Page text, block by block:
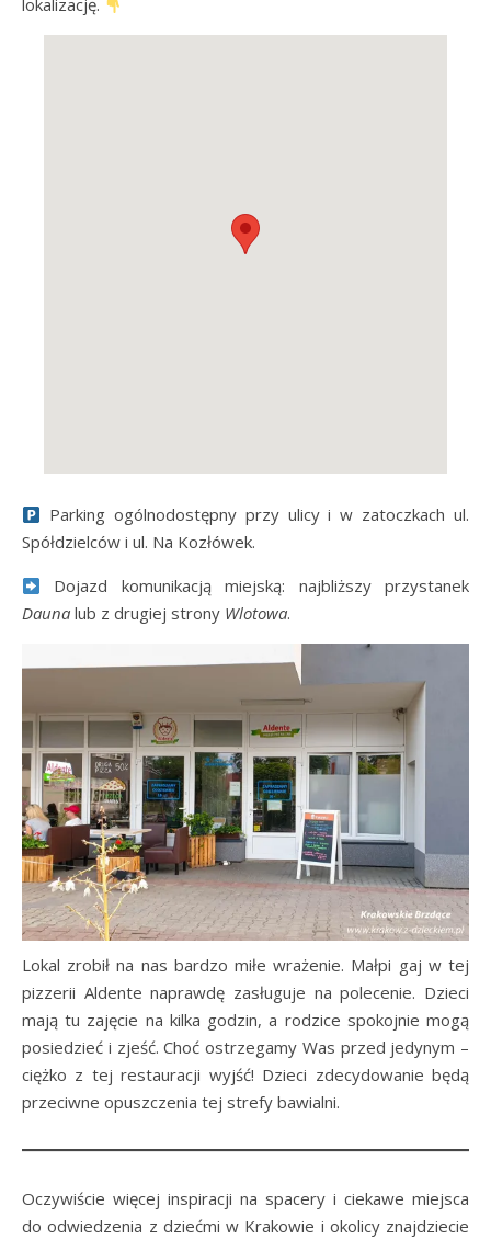
lokalizację.
Parking ogólnodostępny przy ulicy i w zatoczkach ul.
Spółdzielców i ul. Na Kozłówek.
Dojazd komunikacją miejską: najbliższy przystanek
Dauna lub z drugiej strony Wlotowa.
Lokal zrobił na nas bardzo miłe wrażenie. Małpi gaj w tej
pizzerii Aldente naprawdę zasługuje na polecenie. Dzieci
mają tu zajęcie na kilka godzin, a rodzice spokojnie mogą
posiedzieć i zjeść. Choć ostrzegamy Was przed jedynym –
ciężko z tej restauracji wyjść! Dzieci zdecydowanie będą
przeciwne opuszczenia tej strefy bawialni.
Oczywiście więcej inspiracji na spacery i ciekawe miejsca
do odwiedzenia z dziećmi w Krakowie i okolicy znajdziecie